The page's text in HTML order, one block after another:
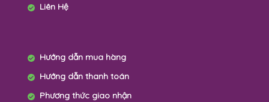
Liên Hệ
Hướng dẫn mua hàng
Hướng dẫn thanh toán
Phương thức giao nhận